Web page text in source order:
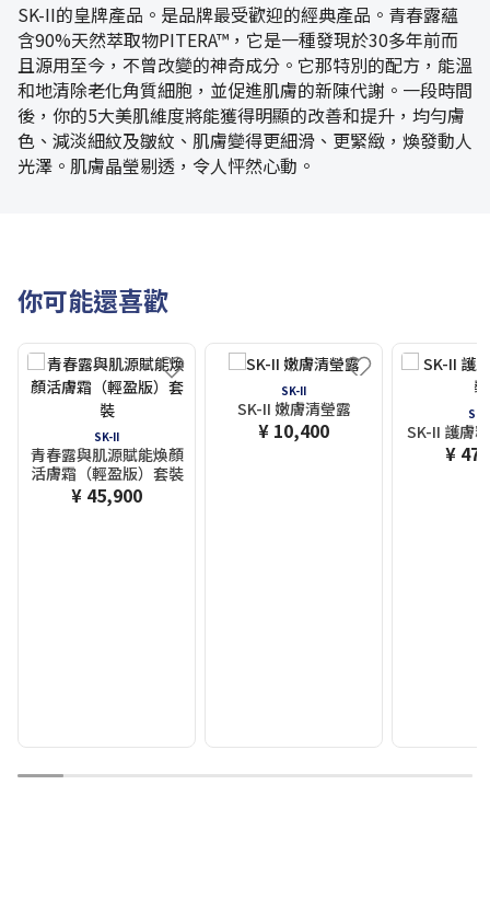
SK-II的皇牌產品。是品牌最受歡迎的經典產品。青春露蘊
含90%天然萃取物P​​ITERA™，它是一種發現於30多年前而
且源用至今，不曾改變的神奇成分。它那特別的配方，能溫
和地清除老化角質細胞，並促進肌膚的新陳代謝。一段時間
後，你的5大美肌維度將能獲得明顯的改善和提升，均勻膚
色、減淡細紋及皺紋、肌膚變​​得更細滑、更緊緻，煥發動人
光澤。肌膚晶瑩剔透，令人怦然心動。
你可能還喜歡
SK-II
青春露與肌源賦能煥顏
活膚霜（輕盈版）套裝
¥ 45,900
SK-II
SK-II 嫩膚清瑩露
¥ 10,400
SK-
SK-II 護膚
¥
1 2 3 4 5 6 7 8 9 10